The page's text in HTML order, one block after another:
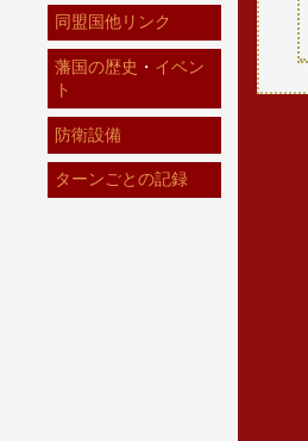
同盟国他リンク
藩国の歴史 ・ イベン
ト
防衛設備
ターンごとの記録